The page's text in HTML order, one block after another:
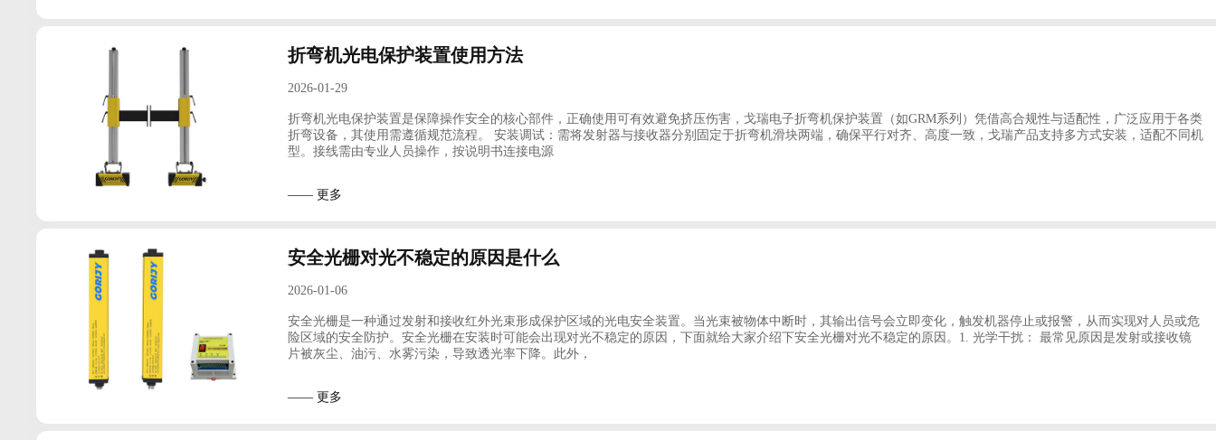
折弯机光电保护装置使用方法
2026-01-29
折弯机光电保护装置是保障操作安全的核心部件，正确使用可有效避免挤压伤害，戈瑞电子折弯机保护装置（如GRM系列）凭借高合规性与适配性，广泛应用于各类
折弯设备，其使用需遵循规范流程。 安装调试：需将发射器与接收器分别固定于折弯机滑块两端，确保平行对齐、高度一致，戈瑞产品支持多方式安装，适配不同机
型。接线需由专业人员操作，按说明书连接电源
—— 更多
安全光栅对光不稳定的原因是什么
2026-01-06
安全光栅是一种通过发射和接收红外光束形成保护区域的光电安全装置。当光束被物体中断时，其输出信号会立即变化，触发机器停止或报警，从而实现对人员或危
险区域的安全防护。安全光栅在安装时可能会出现对光不稳定的原因，下面就给大家介绍下安全光栅对光不稳定的原因。1. 光学干扰： 最常见原因是发射或接收镜
片被灰尘、油污、水雾污染，导致透光率下降。此外，
—— 更多